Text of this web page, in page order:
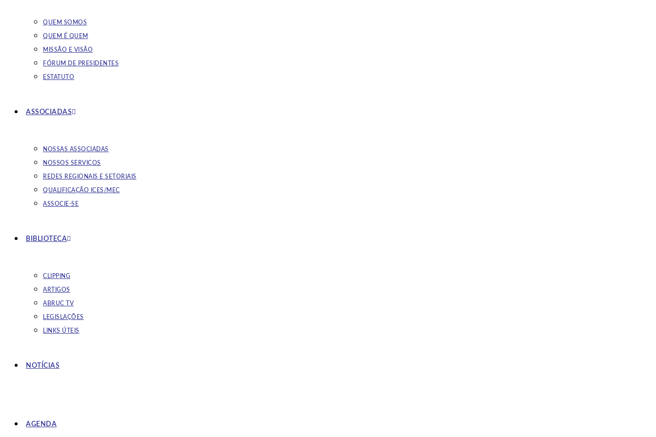
QUEM SOMOS
QUEM É QUEM
MISSÃO E VISÃO
FÓRUM DE PRESIDENTES
ESTATUTO
ASSOCIADAS
NOSSAS ASSOCIADAS
NOSSOS SERVIÇOS
REDES REGIONAIS E SETORIAIS
QUALIFICAÇÃO ICES/MEC
ASSOCIE-SE
BIBLIOTECA
CLIPPING
ARTIGOS
ABRUC TV
LEGISLAÇÕES
LINKS ÚTEIS
NOTÍCIAS
AGENDA